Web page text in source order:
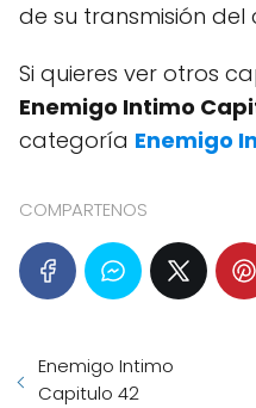
de su transmisión
Si quieres ver otros
Enemigo Intimo
categoría Enemigo
COMPARTENOS
Enemigo Intimo
Capitulo 42